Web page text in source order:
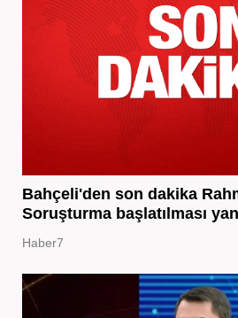
Bahçeli'den son dakika
Soruşturma başlatılması
Haber7